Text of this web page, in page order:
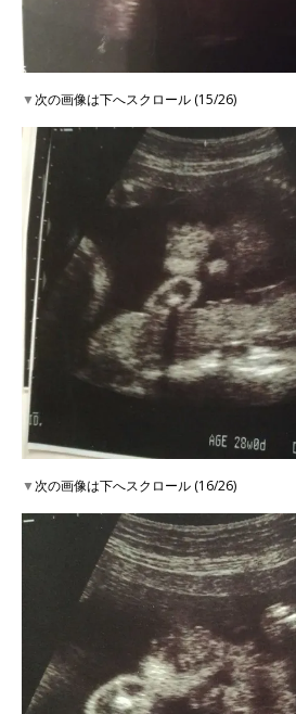
▼次の画像は下へスクロール (15/26)
▼次の画像は下へスクロール (16/26)